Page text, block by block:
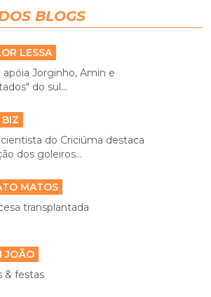
BLOGS
LESSA
apóia Jorginho, Amin e
do sul...
BIZ
do Criciúma destaca
dos goleiros...
MATOS
transplantada
JOÃO
& festas